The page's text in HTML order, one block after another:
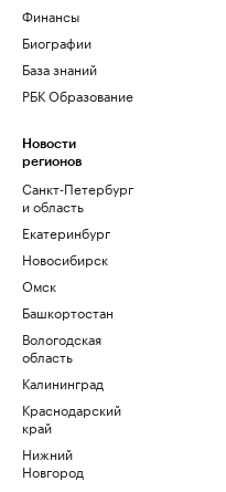
Финансы
Биографии
База знаний
РБК Образование
Новости
регионов
Санкт-Петербург
и область
Екатеринбург
Новосибирск
Омск
Башкортостан
Вологодская
область
Калининград
Краснодарский
край
Нижний
Новгород